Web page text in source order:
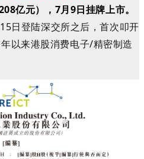
亿元），7月9日挂牌上市。
日登陆深交所之后，首次叩开
以来港股消费电子/精密制造